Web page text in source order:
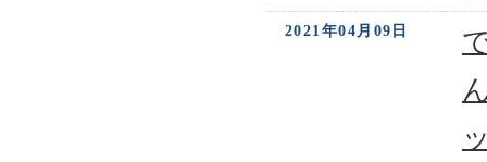
2021年04月09日